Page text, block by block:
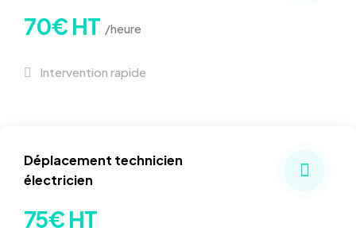
70€ HT /heure
Intervention rapide
Déplacement technicien
électricien
75€ HT